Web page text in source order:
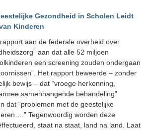
Gezondheid in Scholen Leidt
Kinderen
aan de federale overheid over
aan dat alle 52 miljoen
een screening zouden ondergaan
Het rapport beweerde – zonder
bewijs – dat “vroege herkenning,
samenhangende behandeling”
dat “problemen met de geestelijke
Tegenwoordig worden deze
staat na staat, land na land. Laat